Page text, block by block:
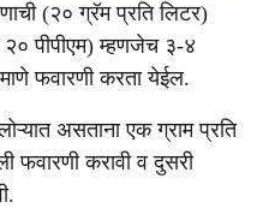
(२० ग्रॅम प्रति लिटर)
२० पीपीएम) म्हणजेच ३-४
फवारणी करता येईल.
असताना एक ग्राम प्रति
फवारणी करावी व दुसरी